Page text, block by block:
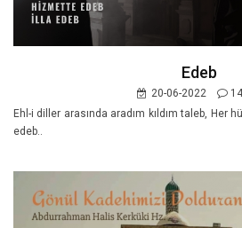
Edeb
20-06-2022
Ehl-i diller arasında aradım kıldım taleb, Her
edeb..